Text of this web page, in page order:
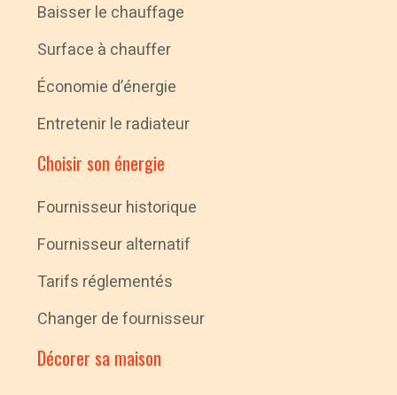
Baisser le chauffage
Surface à chauffer
Économie d’énergie
Entretenir le radiateur
Choisir son énergie
Fournisseur historique
Fournisseur alternatif
Tarifs réglementés
Changer de fournisseur
Décorer sa maison